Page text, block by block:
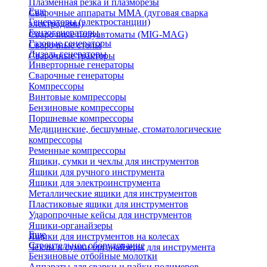
Плазменная резка и плазморезы
Сварочные аппараты ММА (дуговая сварка
электродами)
Сварочные полуавтоматы (MIG-MAG)
Сварочные столы
Сварочные тракторы
Еще
Генераторы (электростанции)
Бензогенераторы
Газовые генераторы
Дизель генераторы
Инверторные генераторы
Сварочные генераторы
Компрессоры
Винтовые компрессоры
Бензиновые компрессоры
Поршневые компрессоры
Медицинские, бесшумные, стоматологические
компрессоры
Ременные компрессоры
Ящики, сумки и чехлы для инструментов
Ящики для ручного инструмента
Ящики для электроинструмента
Металлические ящики для инструментов
Пластиковые ящики для инструментов
Ударопрочные кейсы для инструментов
Ящики-органайзеры
Ящики для инструментов на колесах
Чехлы и сумки органайзеры для инструмента
Еще
Строительное оборудование
Бензиновые отбойные молотки